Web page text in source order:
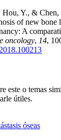
Y., & Chen,
of new bone
A
oncology, 14,
este o temas
útiles.
óseas